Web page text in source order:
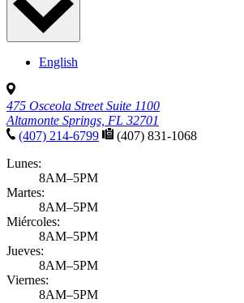
English
475 Osceola Street Suite 1100
Altamonte Springs, FL 32701
(407) 214-6799
(407) 831-1068
Lunes:
8AM–5PM
Martes:
8AM–5PM
Miércoles:
8AM–5PM
Jueves:
8AM–5PM
Viernes:
8AM–5PM